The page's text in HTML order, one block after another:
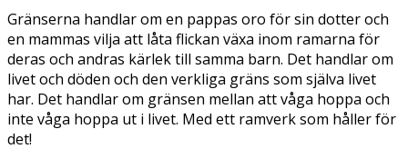
Gränserna handlar om en pappas oro för sin dotter och
en mammas vilja att låta flickan växa inom ramarna för
deras och andras kärlek till samma barn. Det handlar om
livet och döden och den verkliga gräns som själva livet
har. Det handlar om gränsen mellan att våga hoppa och
inte våga hoppa ut i livet. Med ett ramverk som håller för
det!